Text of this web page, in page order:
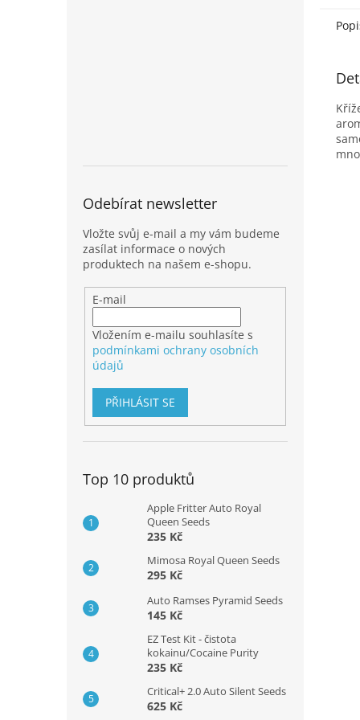
Odebírat newsletter
Vložte svůj e-mail a my vám budeme
zasílat informace o nových
produktech na našem e-shopu.
E-mail
Vložením e-mailu souhlasíte s
podmínkami ochrany osobních
údajů
PŘIHLÁSIT SE
Top 10 produktů
Apple Fritter Auto Royal
Queen Seeds
235 Kč
Mimosa Royal Queen Seeds
295 Kč
Auto Ramses Pyramid Seeds
145 Kč
EZ Test Kit - čistota
kokainu/Cocaine Purity
235 Kč
Critical+ 2.0 Auto Silent Seeds
625 Kč